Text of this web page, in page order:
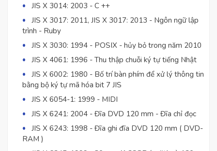
JIS X 3014: 2003 - C ++
JIS X 3017: 2011, JIS X 3017: 2013 - Ngôn ngữ lập
trình - Ruby
JIS X 3030: 1994 - POSIX - hủy bỏ trong năm 2010
JIS X 4061: 1996 - Thu thập chuỗi ký tự tiếng Nhật
JIS X 6002: 1980 - Bố trí bàn phím để xử lý thông tin
bằng bộ ký tự mã hóa bit 7 JIS
JIS X 6054-1: 1999 - MIDI
JIS X 6241: 2004 - Đĩa DVD 120 mm - Đĩa chỉ đọc
JIS X 6243: 1998 - Đĩa ghi đĩa DVD 120 mm ( DVD-
RAM )